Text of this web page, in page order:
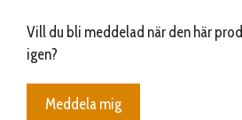
Vill du bli meddelad när den här
igen?
Meddela mig